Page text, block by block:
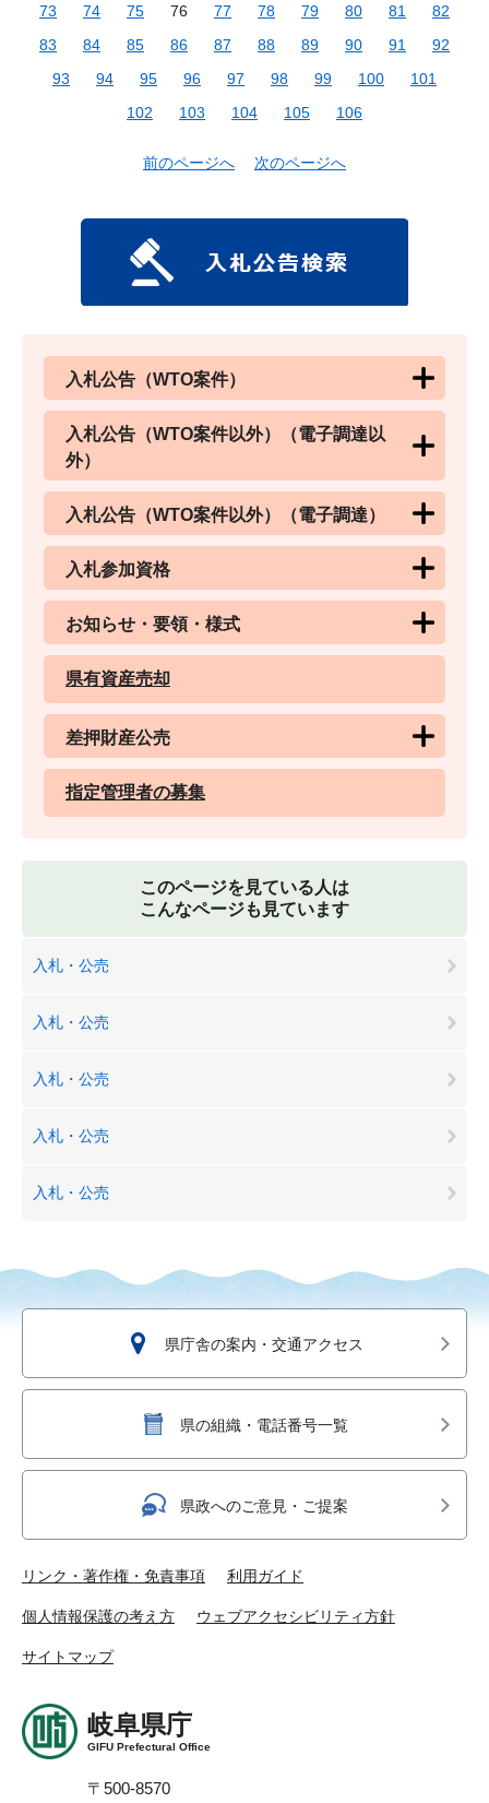
73
74 75 76 77 78 79 80 81
82
83
84 85 86 87 88 89 90 91
92
93
94 95 96 97 98 99 100
101
102
103 104 105 106
前のページへ 次のページへ
入札公告（WTO案件）
入札公告（WTO案件以外）（電子調達以
外）
入札公告（WTO案件以外）（電子調達）
入札参加資格
お知らせ・要領・様式
県有資産売却
差押財産公売
指定管理者の募集
このページを見ている人は
こんなページも見ています
入札・公売
入札・公売
入札・公売
入札・公売
入札・公売
県庁舎の案内・交通アクセス
県の組織・電話番号一覧
県政へのご意見・ご提案
リンク・著作権・免責事項 利用ガイド
個人情報保護の考え方 ウェブアクセシビリティ方針
サイトマップ
岐阜県庁
GIFU Prefectural Office
〒500-8570